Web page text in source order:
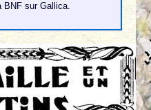
BNF sur Gallica.